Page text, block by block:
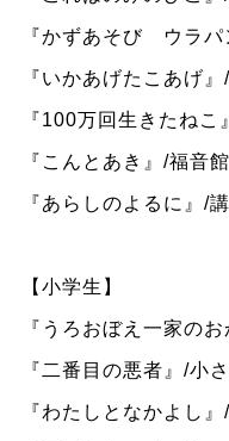
『かずあそび ウラパ
『いかあげたこあげ
『100万回生きたねこ
『こんとあき』/福音
『あらしのよるに』/
【小学生】
『うろおぼえ一家の
『二番目の悪者』/小
『わたしとなかよし